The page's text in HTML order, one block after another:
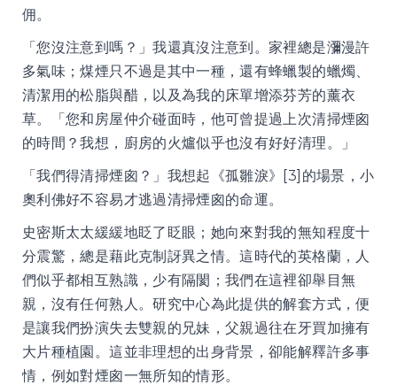
佣。
「您沒注意到嗎？」我還真沒注意到。家裡總是瀰漫許
多氣味；煤煙只不過是其中一種，還有蜂蠟製的蠟燭、
清潔用的松脂與醋，以及為我的床單增添芬芳的薰衣
草。「您和房屋仲介碰面時，他可曾提過上次清掃煙囪
的時間？我想，廚房的火爐似乎也沒有好好清理。」
「我們得清掃煙囪？」我想起《孤雛淚》[3]的場景，小
奧利佛好不容易才逃過清掃煙囪的命運。
史密斯太太緩緩地眨了眨眼；她向來對我的無知程度十
分震驚，總是藉此克制訝異之情。這時代的英格蘭，人
們似乎都相互熟識，少有隔閡；我們在這裡卻舉目無
親，沒有任何熟人。研究中心為此提供的解套方式，便
是讓我們扮演失去雙親的兄妹，父親過往在牙買加擁有
大片種植園。這並非理想的出身背景，卻能解釋許多事
情，例如對煙囪一無所知的情形。